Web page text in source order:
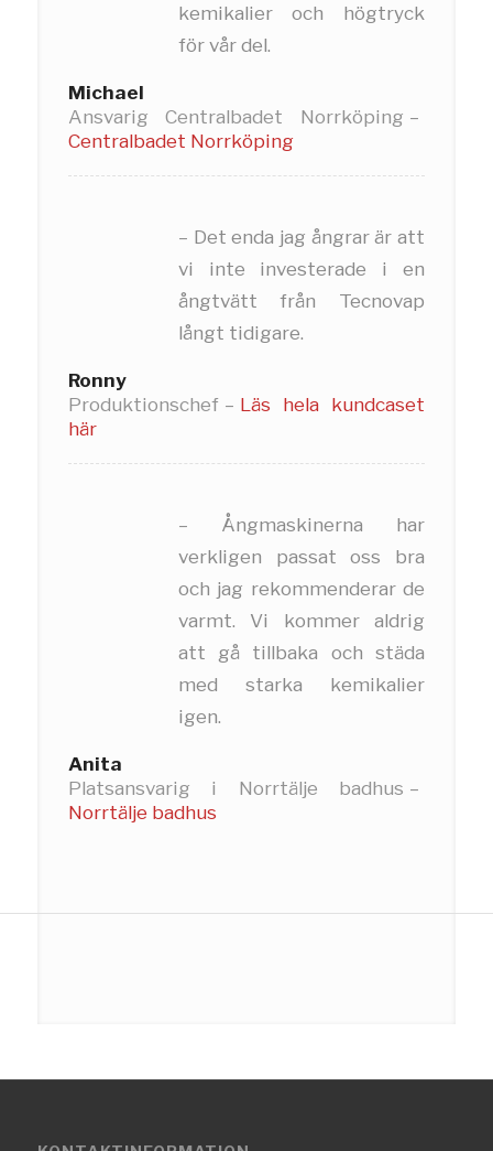
kemikalier och högtryck
för vår del.
Michael
Ansvarig Centralbadet Norrköping –
Centralbadet Norrköping
– Det enda jag ångrar är att
vi inte investerade i en
ångtvätt från Tecnovap
långt tidigare.
Ronny
Produktionschef – Läs hela kundcaset
här
– Ångmaskinerna har
verkligen passat oss bra
och jag rekommenderar de
varmt. Vi kommer aldrig
att gå tillbaka och städa
med starka kemikalier
igen.
Anita
Platsansvarig i Norrtälje badhus –
Norrtälje badhus